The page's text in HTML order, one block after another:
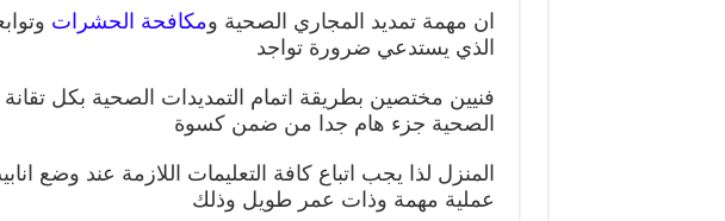
ان مهمة تمديد المجاري الصحية ومكافحة الحشرات
الذي يستدعي ضرورة تواجد
فنيين مختصين بطريقة اتمام التمديدات الصحية بكل
الصحية جزء هام جدا من ضمن كسوة
المنزل لذا يجب اتباع كافة التعليمات اللازمة عند وضع
عملية مهمة وذات عمر طويل وذلك